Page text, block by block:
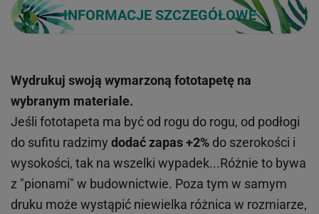
INFORMACJE SZCZEGÓŁOWE
Wydrukuj swoją wymarzoną fototapetę na
wybranym materiale.
Jeśli fototapeta ma być od rogu do rogu, od podłogi
do sufitu radzimy dodać zapas +2% do szerokości i
wysokości, tak na wszelki wypadek...Różnie to bywa
z "pionami" w budownictwie. Poza tym w samym
druku może wystąpić niewielka różnica w rozmiarze,